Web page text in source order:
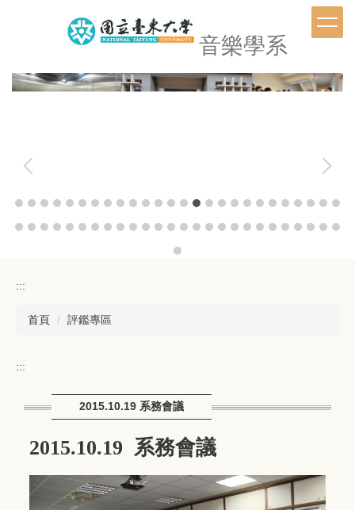
內
容
音樂學系
:::
首頁 評鑑專區
:::
2015.10.19 系務會議
2015.10.19 系務會議